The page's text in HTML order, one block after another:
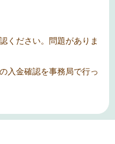
ください。問題がありま
入金確認を事務局で行っ